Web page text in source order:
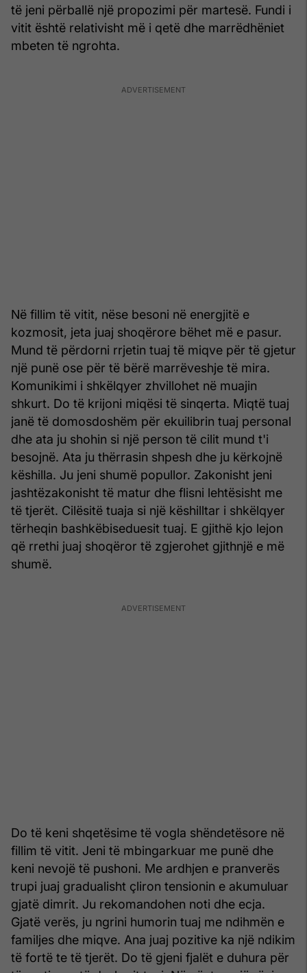
të jeni përballë një propozimi për martesë. Fundi i
vitit është relativisht më i qetë dhe marrëdhëniet
mbeten të ngrohta.
Në fillim të vitit, nëse besoni në energjitë e
kozmosit, jeta juaj shoqërore bëhet më e pasur.
Mund të përdorni rrjetin tuaj të miqve për të gjetur
një punë ose për të bërë marrëveshje të mira.
Komunikimi i shkëlqyer zhvillohet në muajin
shkurt. Do të krijoni miqësi të sinqerta. Miqtë tuaj
janë të domosdoshëm për ekuilibrin tuaj personal
dhe ata ju shohin si një person të cilit mund t'i
besojnë. Ata ju thërrasin shpesh dhe ju kërkojnë
këshilla. Ju jeni shumë popullor. Zakonisht jeni
jashtëzakonisht të matur dhe flisni lehtësisht me
të tjerët. Cilësitë tuaja si një këshilltar i shkëlqyer
tërheqin bashkëbiseduesit tuaj. E gjithë kjo lejon
që rrethi juaj shoqëror të zgjerohet gjithnjë e më
shumë.
Do të keni shqetësime të vogla shëndetësore në
fillim të vitit. Jeni të mbingarkuar me punë dhe
keni nevojë të pushoni. Me ardhjen e pranverës
trupi juaj gradualisht çliron tensionin e akumuluar
gjatë dimrit. Ju rekomandohen noti dhe ecja.
Gjatë verës, ju ngrini humorin tuaj me ndihmën e
familjes dhe miqve. Ana juaj pozitive ka një ndikim
të fortë te të tjerët. Do të gjeni fjalët e duhura për